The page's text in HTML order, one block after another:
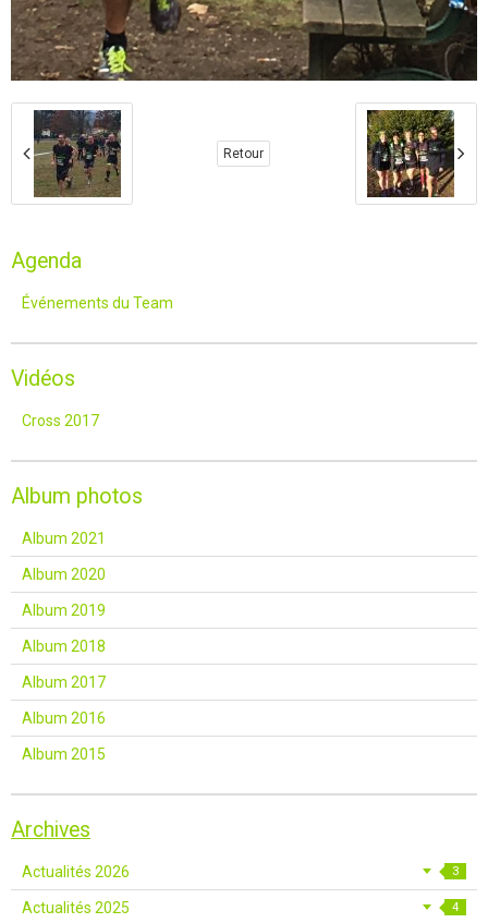
Retour
Agenda
Événements du Team
Vidéos
Cross 2017
Album photos
Album 2021
Album 2020
Album 2019
Album 2018
Album 2017
Album 2016
Album 2015
Archives
Actualités 2026 3
Actualités 2025 4